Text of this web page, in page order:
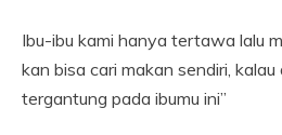
Ibu-ibu kami hanya tertawa lalu
kan bisa cari makan sendiri,
tergantung pada ibumu ini”